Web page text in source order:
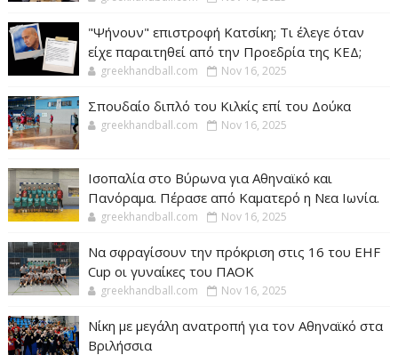
"Ψήνουν" επιστροφή Κατσίκη; Τι έλεγε όταν
είχε παραιτηθεί από την Προεδρία της ΚΕΔ;
greekhandball.com Nov 16, 2025
Σπουδαίο διπλό του Κιλκίς επί του Δούκα
greekhandball.com Nov 16, 2025
Ισοπαλία στο Βύρωνα για Αθηναϊκό και
Πανόραμα. Πέρασε από Καματερό η Νεα Ιωνία.
greekhandball.com Nov 16, 2025
Να σφραγίσουν την πρόκριση στις 16 του EHF
Cup οι γυναίκες του ΠΑΟΚ
greekhandball.com Nov 16, 2025
Νίκη με μεγάλη ανατροπή για τον Αθηναϊκό στα
Βριλήσσια